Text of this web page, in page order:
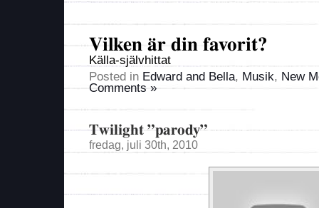
Vilken är din favorit?
Källa-självhittat
Posted in Edward and Bella, Musik, New
Comments »
Twilight ”parody”
fredag, juli 30th, 2010